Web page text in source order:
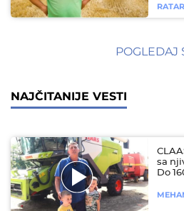
POGLEDAJ
NAJČITANIJE VESTI
sa
Do